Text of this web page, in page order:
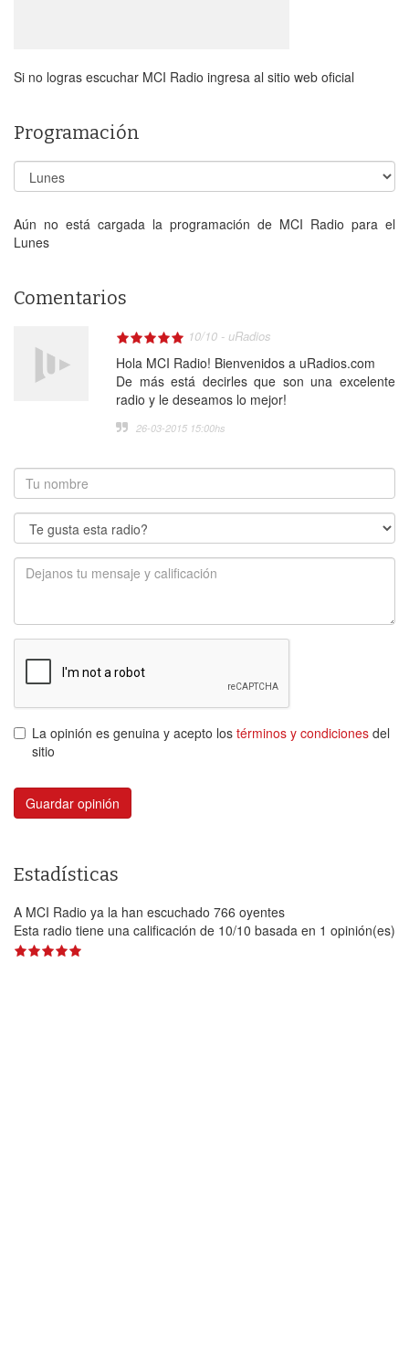
Si no logras escuchar MCI Radio ingresa al sitio web oficial
Programación
Aún no está cargada la programación de MCI Radio para el
Lunes
Comentarios
10/10 - uRadios
Hola MCI Radio! Bienvenidos a uRadios.com
De más está decirles que son una excelente
radio y le deseamos lo mejor!
26-03-2015 15:00hs
La opinión es genuina y acepto los términos y condiciones del
sitio
Guardar opinión
Estadísticas
A MCI Radio ya la han escuchado 766 oyentes
Esta radio tiene una calificación de 10/10 basada en 1 opinión(es)